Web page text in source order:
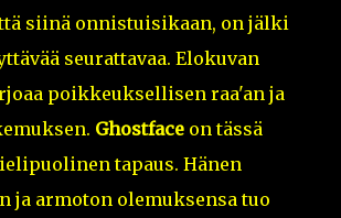
siinä onnistuisikaan, on jälki
seurattavaa. Elokuvan
poikkeuksellisen raa'an ja
Ghostface on tässä
tapaus. Hänen
ja armoton olemuksensa tuo